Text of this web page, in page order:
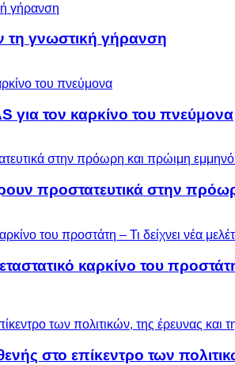
τη γνωστική γήρανση
για τον καρκίνο του πνεύμονα
προστατευτικά στην
καρκίνο του προστάτη
στο επίκεντρο των